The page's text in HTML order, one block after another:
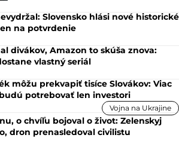
Slovensko hlási nové historické
na potvrdenie
divákov, Amazon to skúša znova:
vlastný seriál
môžu prekvapiť tisíce Slovákov: Viac
potrebovať len investori
Vojna na Ukrajine
o chvíľu bojoval o život: Zelenskyj
dron prenasledoval civilistu